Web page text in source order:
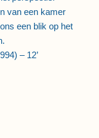
van een kamer
een blik op het
– 12’